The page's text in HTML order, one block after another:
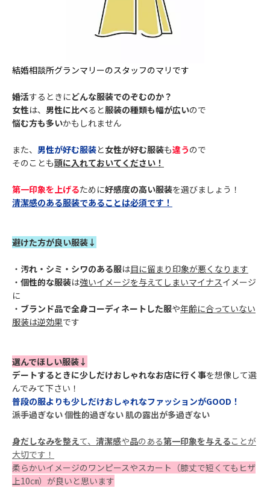
結婚相談所グランマリーのスタッフのマリです
婚活するときにどんな服装でのぞむのか？
女性は、 男性に比べると服装の種類も幅が広いので
悩む方も多いかもしれません
また、 男性が好む服装と女性が好む服装も違うので
そのことも頭に入れておいてください！
第一印象を上げるために好感度の高い服装を選びましょう！
清潔感のある服装であることは必須です！
避けた方が良い服装↓
・ 汚れ・シミ・シワのある服は目に留まり印象が悪くなります
・ 個性的な服装は強いイメージを与えてしまいマイナスイメージ
に
・ ブランド品で全身コーディネートした服や年齢に合っていない
服装は逆効果です
選んでほしい服装↓
デートするときに少しだけおしゃれなお店に行く事を想像して選
んでみて下さい！
普段の服よりも少しだけおしゃれなファッションがGOOD！
派手過ぎない個性的過ぎない肌の露出が多過ぎない
身だしなみを整えて、 清潔感や品のある第一印象を与えることが
大切です！
柔らかいイメージのワンピースやスカート（膝丈で短くてもヒザ
上10㎝）が良いと思います